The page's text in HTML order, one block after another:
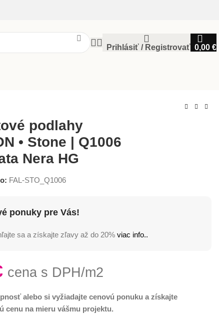
Prihlásiť / Registrovať 0,00 €
podlahy
• Stone | Q1006
Nera HG
FAL-STO_Q1006
ponuky pre Vás!
sa a získajte zľavy až do 20% viac info..
cena s DPH/m2
alebo si vyžiadajte cenovú ponuku a získajte
cenu na mieru vášmu projektu.